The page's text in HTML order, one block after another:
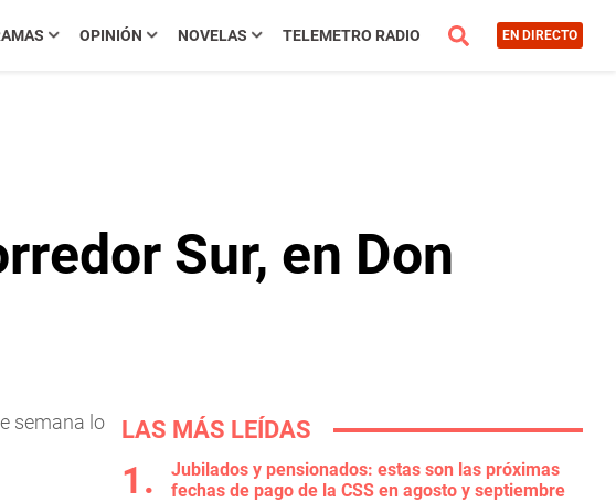
OPINIÓN NOVELAS TELEMETRO RADIO EN DIRECTO
Sur, en Don
semana lo
LAS MÁS LEÍDAS
Jubilados y pensionados: estas son las próximas
fechas de pago de la CSS en agosto y septiembre